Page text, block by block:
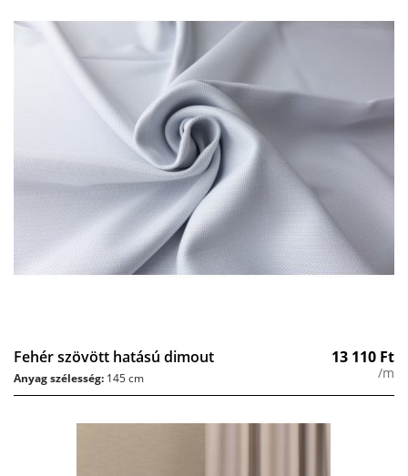
Fehér szövött hatású dimout 13 110 Ft
/m
Anyag szélesség: 145 cm